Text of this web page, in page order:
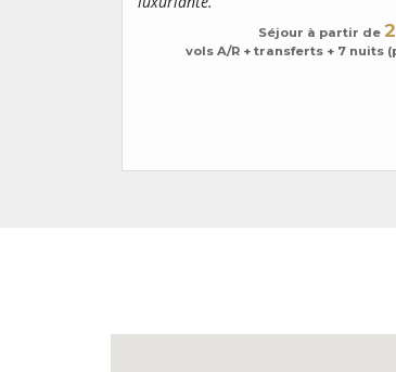
Séjour à partir de
vols A/R + transferts + 7 nuits